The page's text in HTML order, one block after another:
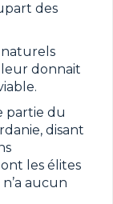
des
naturels
donnait
partie du
disant
les élites
aucun